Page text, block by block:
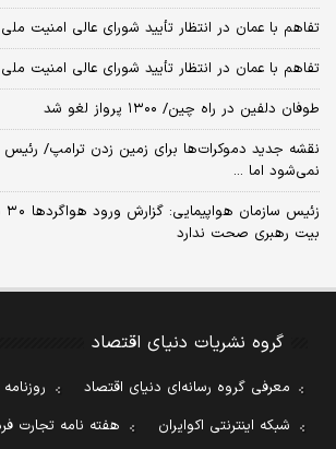
تفاهم با عمان در انتظار تأیید شورای عالی امنیت ملی
تفاهم با عمان در انتظار تأیید شورای عالی امنیت ملی
طوفان دلفین در راه چین/ ۱۳۰۰ پرواز لغو شد
نقشه جدید دموکرات‌ها برای زمین زدن ترامپ/
نمی‌شود اما ...
بیت رهبری صحت ندارد
گروه نشریات دنیای اقتصاد
معرفی گروه رسانه‌ای دنیای اقتصاد
شبکه اینترنتی اکوایران
هفته نامه تجارت